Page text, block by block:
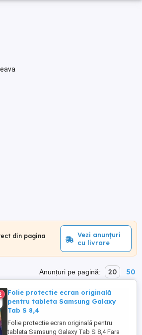
din pagina
Vezi anunțuri
cu livrare
Anunțuri pe pagină: 20 50
Folie protectie ecran originală
pentru tableta Samsung Galaxy
Tab S 8,4
Folie protectie ecran originală pentru
tableta Samsung Galaxy Tab S 8,4 Fara